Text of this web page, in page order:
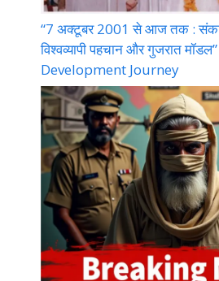
“7 अक्टूबर 2001 से आज तक :
विश्वव्यापी पहचान और गुजरात
Development Journey